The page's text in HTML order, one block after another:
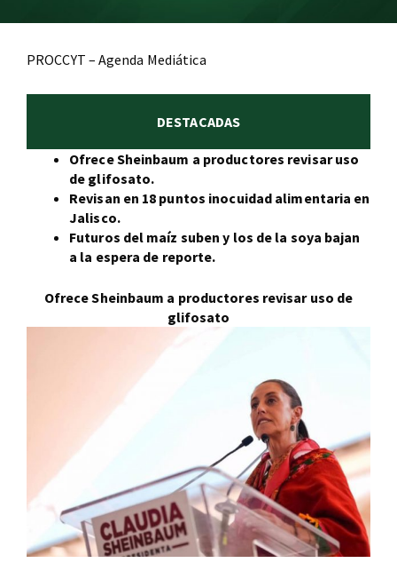
PROCCYT – Agenda Mediática
DESTACADAS
Ofrece Sheinbaum a productores revisar uso
de glifosato.
Revisan en 18 puntos inocuidad alimentaria en
Jalisco.
Futuros del maíz suben y los de la soya bajan
a la espera de reporte.
Ofrece Sheinbaum a productores revisar uso de
glifosato